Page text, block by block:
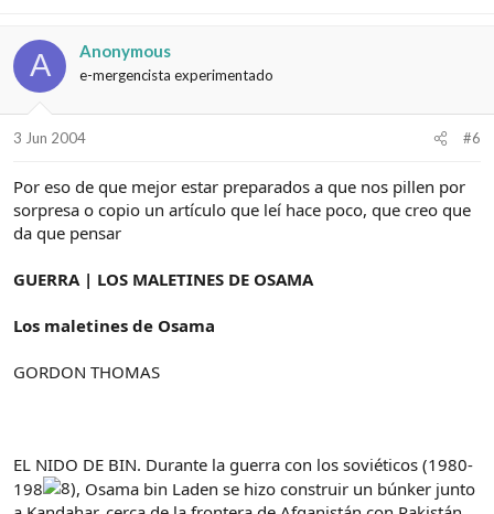
A Anonymous
e-mergencista experimentado
3 Jun 2004 #6
Por eso de que mejor estar preparados a que nos pillen por
sorpresa o copio un artículo que leí hace poco, que creo que
da que pensar
GUERRA | LOS MALETINES DE OSAMA
Los maletines de Osama
GORDON THOMAS
EL NIDO DE BIN. Durante la guerra con los soviéticos (1980-
198
, Osama bin Laden se hizo construir un búnker junto